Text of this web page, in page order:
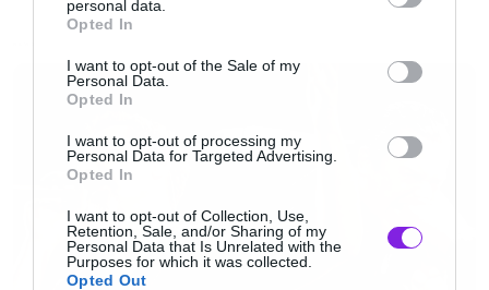
grant or deny consent to Google and its third-party tags to
use your data for below specified purposes in below Google
consent section.
personal data.
Opted In
I want to opt-out of the Sale of my
Personal Data.
Opted In
I want to opt-out of processing my
Personal Data for Targeted Advertising.
Opted In
I want to opt-out of Collection, Use,
Retention, Sale, and/or Sharing of my
Personal Data that Is Unrelated with the
Purposes for which it was collected.
Opted Out
Επειδή είμαστε σίγουροι ότι με κάποια από τις
Children of bodom, αφού δεν είναι σε καμία
περίπτωση κλασσική όπως οι υπόλοιπες) αλλά
μπορείτε να προσθέσετε τις έξτρα επιλογές σας
στα σχόλια.